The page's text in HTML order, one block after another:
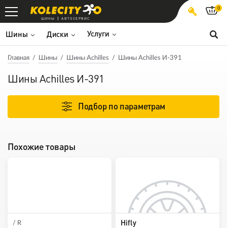
ШИНЫ АВТОСЕРВИС
Шины Диски Услуги
0
Главная Шины Шины Achilles Шины Achilles И-391
Шины Achilles И-391
Подбор по параметрам
Похожие товары
/ R Hifly